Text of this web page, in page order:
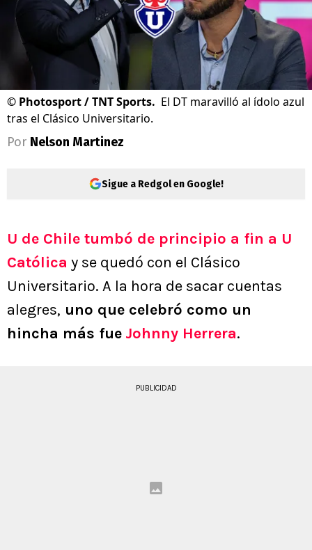
© Photosport / TNT Sports. El DT maravilló al ídolo azul
tras el Clásico Universitario.
Por Nelson Martinez
Sigue a Redgol en Google!
U de Chile tumbó de principio a fin a U
Católica y se quedó con el Clásico
Universitario. A la hora de sacar cuentas
alegres, uno que celebró como un
hincha más fue Johnny Herrera.
PUBLICIDAD